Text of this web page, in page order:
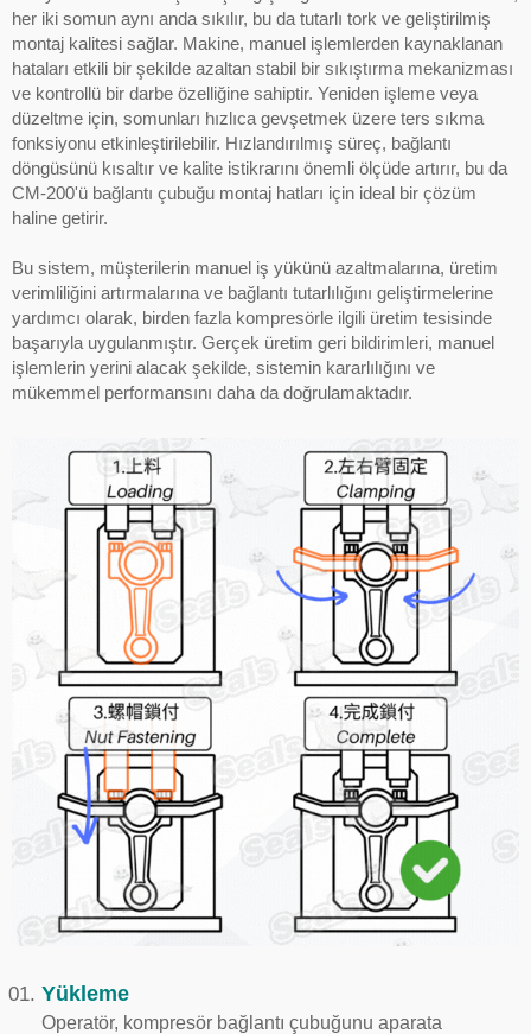
her iki somun aynı anda sıkılır, bu da tutarlı tork ve geliştirilmiş
montaj kalitesi sağlar. Makine, manuel işlemlerden kaynaklanan
hataları etkili bir şekilde azaltan stabil bir sıkıştırma mekanizması
ve kontrollü bir darbe özelliğine sahiptir. Yeniden işleme veya
düzeltme için, somunları hızlıca gevşetmek üzere ters sıkma
fonksiyonu etkinleştirilebilir. Hızlandırılmış süreç, bağlantı
döngüsünü kısaltır ve kalite istikrarını önemli ölçüde artırır, bu da
CM-200'ü bağlantı çubuğu montaj hatları için ideal bir çözüm
haline getirir.
Bu sistem, müşterilerin manuel iş yükünü azaltmalarına, üretim
verimliliğini artırmalarına ve bağlantı tutarlılığını geliştirmelerine
yardımcı olarak, birden fazla kompresörle ilgili üretim tesisinde
başarıyla uygulanmıştır. Gerçek üretim geri bildirimleri, manuel
işlemlerin yerini alacak şekilde, sistemin kararlılığını ve
mükemmel performansını daha da doğrulamaktadır.
Yükleme
Operatör, kompresör bağlantı çubuğunu aparata